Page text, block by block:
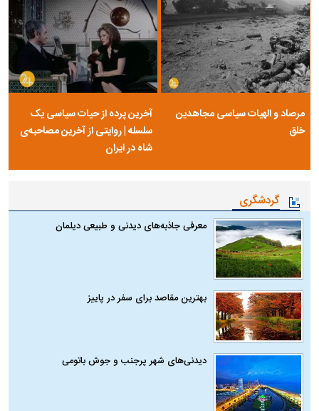
مرصاد و الهیات سیاسی مجاهدین
خلق
آخرین پرده از حیات سیاسی یک
سلسله | روایتی از آخرین مصاحبه‌ی
شاه در ایران
گردشگری
معرفی جاذبه‌های دیدنی و طبیعی دیلمان
بهترین مقاصد برای سفر در پاییز
دیدنی‌های شهر پرجنب و جوش باتومی